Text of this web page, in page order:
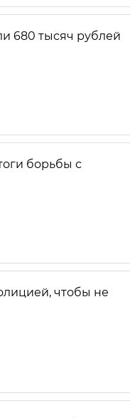
680 тысяч рублей
борьбы с
чтобы не